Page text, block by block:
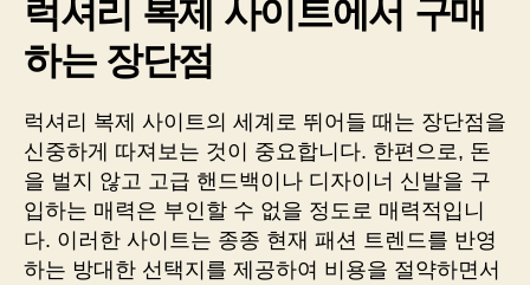
럭셔리 복제 사이트에서 구매
하는 장단점
럭셔리 복제 사이트의 세계로 뛰어들 때는 장단점을
신중하게 따져보는 것이 중요합니다. 한편으로, 돈
을 벌지 않고 고급 핸드백이나 디자이너 신발을 구
입하는 매력은 부인할 수 없을 정도로 매력적입니
다. 이러한 사이트는 종종 현재 패션 트렌드를 반영
하는 방대한 선택지를 제공하여 비용을 절약하면서